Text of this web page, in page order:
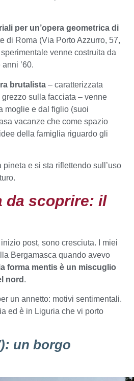
per un’opera geometrica di
di Roma (Via Porto Azzurro, 57,
venne costruita da
’60.
brutalista – caratterizzata
sulla facciata – venne
moglie e dal figlio (suoi
vacanze che come spazio
della famiglia riguardo gli
e si sta riflettendo sull’uso
da scoprire: il
post, sono cresciuta. I miei
Bergamasca quando avevo
forma mentis è un miscuglio
nord .
un annetto: motivi sentimentali.
ed è in Liguria che vi porto
un borgo